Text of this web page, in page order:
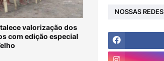
valorização dos
com edição especial
NOSSAS REDES